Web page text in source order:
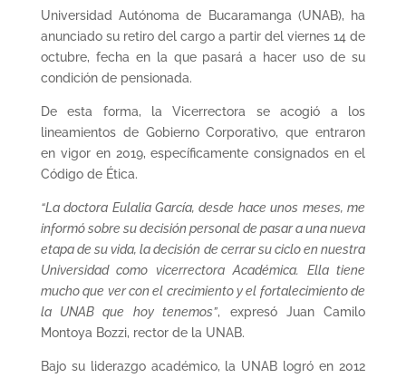
Universidad Autónoma de Bucaramanga (UNAB), ha
anunciado su retiro del cargo a partir del viernes 14 de
octubre, fecha en la que pasará a hacer uso de su
condición de pensionada.
De esta forma, la Vicerrectora se acogió a los
lineamientos de Gobierno Corporativo, que entraron
en vigor en 2019, específicamente consignados en el
Código de Ética.
“La doctora Eulalia García, desde hace unos meses, me
informó sobre su decisión personal de pasar a una nueva
etapa de su vida, la decisión de cerrar su ciclo en nuestra
Universidad como vicerrectora Académica. Ella tiene
mucho que ver con el crecimiento y el fortalecimiento de
la UNAB que hoy tenemos”, expresó Juan Camilo
Montoya Bozzi, rector de la UNAB.
Bajo su liderazgo académico, la UNAB logró en 2012